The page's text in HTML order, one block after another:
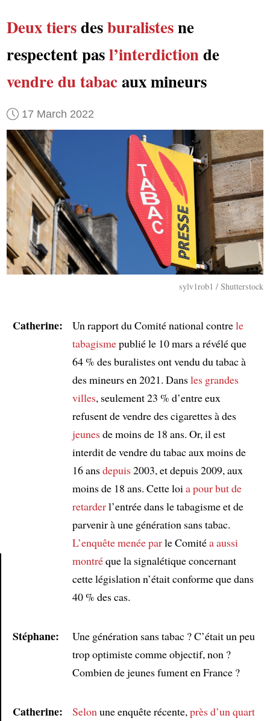
Deux tiersdesburalistesne
respectent pasl’interdictionde
vendre du tabacaux mineurs
17 March 2022
sylv1rob1 / Shutterstock
Catherine: Un rapport du Comité national contrele
tabagismepublié le 10 mars a révélé que
64 % des buralistes ont vendu du tabac à
des mineurs en 2021. Dansles grandes
villes, seulement 23 % d’entre eux
refusent de vendre des cigarettes à des
jeunesde moins de 18 ans. Or, il est
interdit de vendre du tabac aux moins de
16 ansdepuis2003, et depuis 2009, aux
moins de 18 ans. Cette loi a pour but de
retarderl’entrée dans le tabagisme et de
parvenir à une génération sans tabac.
L’enquêtemenée parle Comitéa aussi
montréque la signalétique concernant
cette législation n’était conforme que dans
40 % des cas.
Stéphane:
Une génération sans tabac ? C’était un peu
trop optimiste comme objectif, non ?
Combien de jeunes fument en France ?
Catherine: Selon une enquête récente, près d’un quart